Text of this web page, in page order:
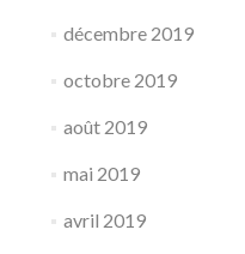
décembre 2019
octobre 2019
août 2019
mai 2019
avril 2019